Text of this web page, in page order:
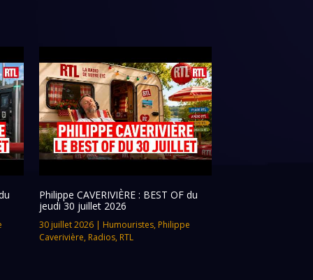
Philippe CAVERIVIÈRE : BEST OF du
jeudi 30 juillet 2026
30 juillet 2026| Humouristes, Philippe
Caverivière, Radios, RTL